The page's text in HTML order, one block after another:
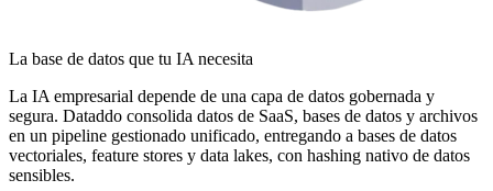
La base de datos que tu IA necesita
La IA empresarial depende de una capa de datos gobernada y
segura. Dataddo consolida datos de SaaS, bases de datos y archivos
en un pipeline gestionado unificado, entregando a bases de datos
vectoriales, feature stores y data lakes, con hashing nativo de datos
sensibles.